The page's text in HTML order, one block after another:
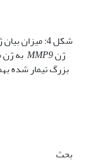
شکل 4: میزان بیان ژن
ژنMMP9 به
بحث